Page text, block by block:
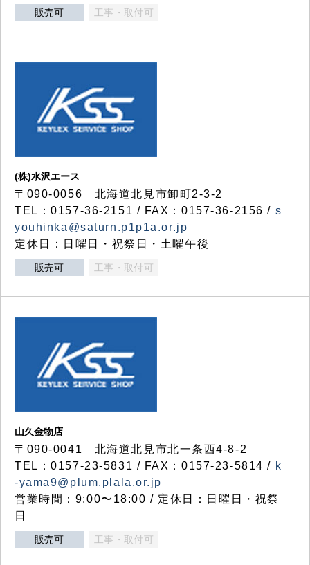
販売可 工事・取付可
(株)水沢エース
〒090-0056 北海道北見市卸町2-3-2
TEL：0157-36-2151 / FAX：0157-36-2156 / s
youhinka@saturn.p1p1a.or.jp
定休日：日曜日・祝祭日・土曜午後
販売可 工事・取付可
山久金物店
〒090-0041 北海道北見市北一条西4-8-2
TEL：0157-23-5831 / FAX：0157-23-5814 / k
-yama9@plum.plala.or.jp
営業時間：9:00〜18:00 / 定休日：日曜日・祝祭
日
販売可 工事・取付可